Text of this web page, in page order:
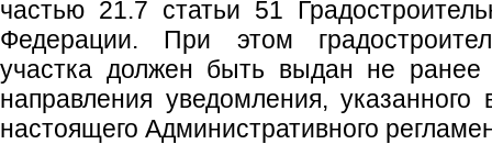
частью 21.7 статьи 51
Федерации. При этом
участка должен быть выдан не
направления уведомления,
настоящего Административного